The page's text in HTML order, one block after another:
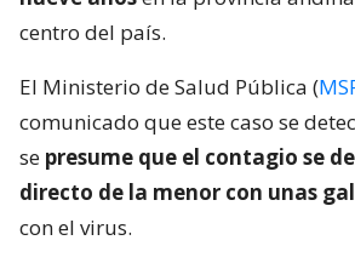
centro del país.
El Ministerio de Salud Pública (
comunicado que este caso se
se presume que el contagio se
directo de la menor con unas
con el virus.